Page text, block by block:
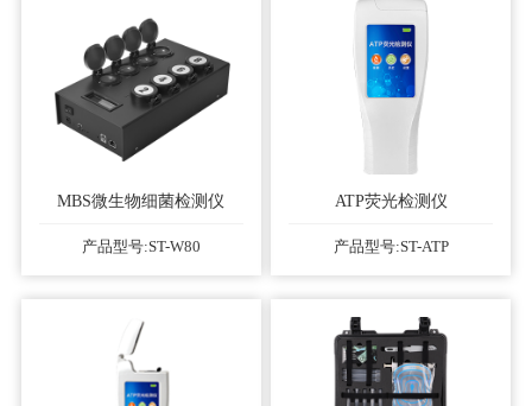
MBS微生物细菌检测仪
产品型号:ST-W80
ATP荧光检测仪
产品型号:ST-ATP